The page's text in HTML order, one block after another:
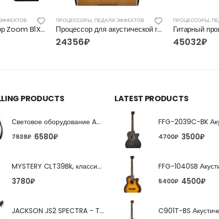
Басовый процессор Zoom B1X FOUR
ПРОЦЕССОРЫ, ПЕДАЛИ ЭФФЕКТОВ
Процессор для акустической гитары Zoom AC-2
24356₽
ПРОЦЕССОРЫ,
45032₽
PRODUCTS
Световое оборудование ADJ FX Beam
7938₽ 6580₽
MYSTERY CLT39Bk, классическая гитара
3780₽
JACKSON JS2 SPECTRA - TOBACCO BURST 4-струнная бас-гитара
LATEST PRODUCTS
4700₽ 3500₽
5400₽ 4500₽